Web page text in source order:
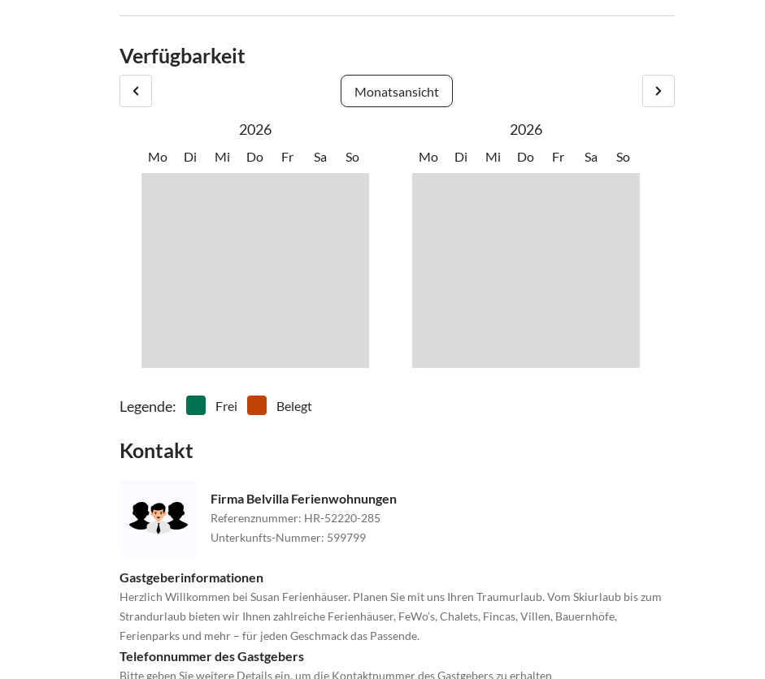
Verfügbarkeit
Monatsansicht
2026
Mo Di Mi Do Fr Sa So
2026
Mo Di Mi Do Fr Sa So
Legende: Frei Belegt
Kontakt
Firma Belvilla Ferienwohnungen
Referenznummer: HR-52220-285
Unterkunfts-Nummer: 599799
Gastgeberinformationen
Herzlich Willkommen bei Susan Ferienhäuser. Planen Sie mit uns Ihren Traumurlaub. Vom Skiurlaub bis zum
Strandurlaub bieten wir Ihnen zahlreiche Ferienhäuser, FeWo’s, Chalets, Fincas, Villen, Bauernhöfe,
Ferienparks und mehr – für jeden Geschmack das Passende.
Telefonnummer des Gastgebers
Bitte geben Sie weitere Details ein, um die Kontaktnummer des Gastgebers zu erhalten